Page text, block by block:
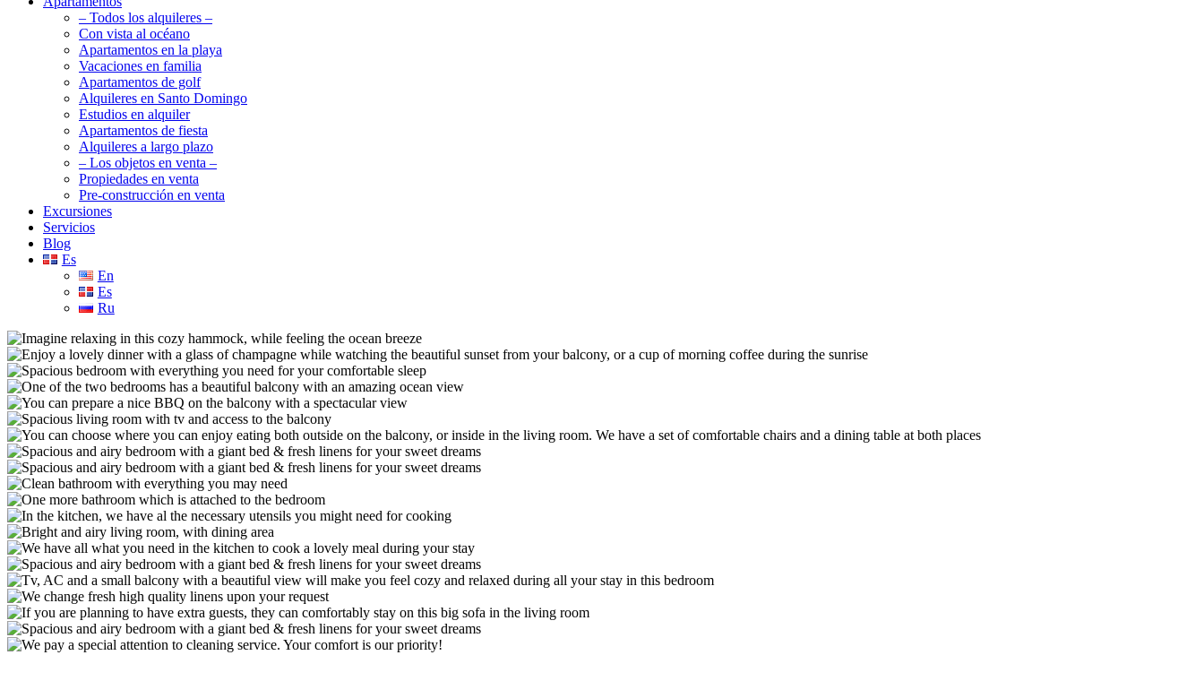
– Todos los alquileres –
Con vista al océano
Apartamentos en la playa
Vacaciones en familia
Apartamentos de golf
Alquileres en Santo Domingo
Estudios en alquiler
Apartamentos de fiesta
Alquileres a largo plazo
– Los objetos en venta –
Propiedades en venta
Pre-construcción en venta
Excursiones
Servicios
Blog
Es
En
Es
Ru